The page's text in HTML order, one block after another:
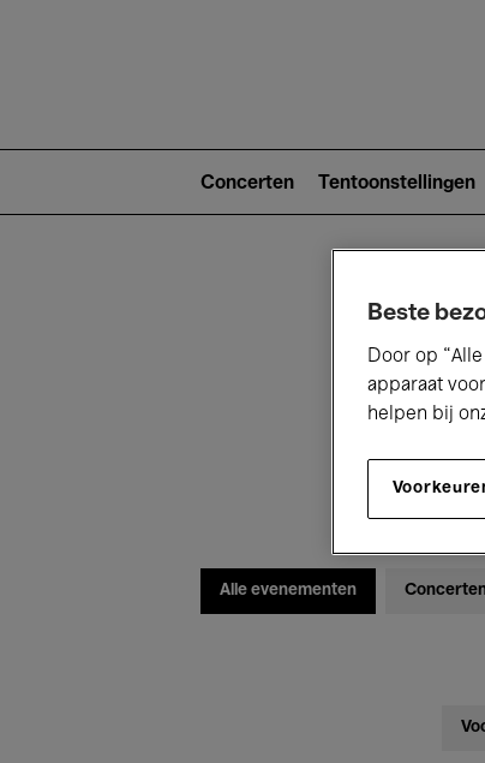
2)
Concerten Tentoonstellingen
Alle evenementen
Beste
Door op
apparaat
helpen bij